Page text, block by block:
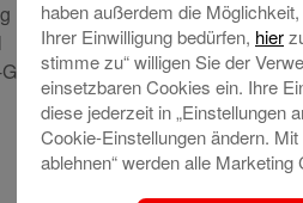
Investoren“, Ernst-
Börse Organisatorin,
Schule).
haben außerdem die
Ihrer Einwilligung bedürfen, hier
stimme zu“ willigen Sie der
einsetzbaren Cookies ein. Ihre
diese jederzeit in „Einstellungen
Cookie-Einstellungen ändern.
ablehnen“ werden alle Marketing